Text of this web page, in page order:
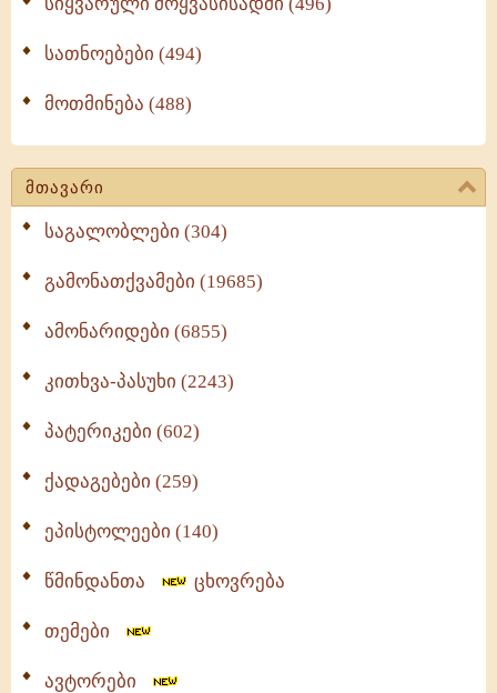
სათნოებები (494)
მოთმინება (488)
მთავარი
საგალობლები (304)
გამონათქვამები (19685)
ამონარიდები (6855)
კითხვა-პასუხი (2243)
პატერიკები (602)
ქადაგებები (259)
ეპისტოლეები (140)
წმინდანთა ცხოვრება
თემები
ავტორები